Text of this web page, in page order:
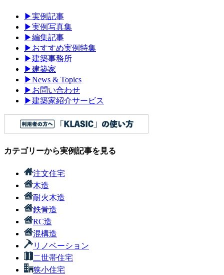
▶実例記事
▶実例写真集
▶編集記事
▶ おすすめ実例特集
▶建築事務所
▶建築家
▶News & Topics
▶ お問い合わせ
▶建築家紹介サービス
カテゴリーから実例記事を見る
注文住宅
木造
耐火木造
鉄骨造
RC造
混構造
リノベーション
二世帯住宅
狭小住宅